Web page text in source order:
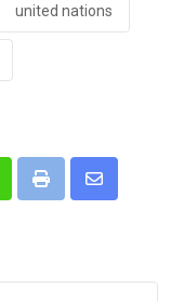
united nations
Print
Share